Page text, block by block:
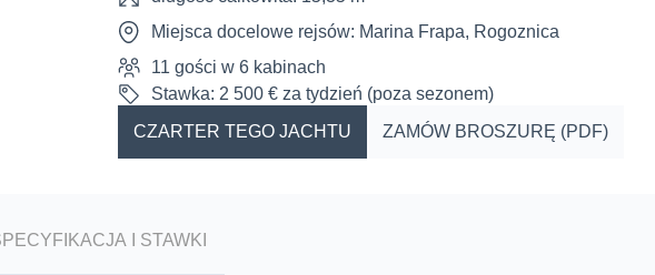
Miejsca docelowe rejsów: Marina Frapa, Rogoznica
11 gości w 6 kabinach
Stawka: 2 500 € za tydzień (poza sezonem)
CZARTER TEGO JACHTU
ZAMÓW BROSZURĘ (PDF)
I STAWKI